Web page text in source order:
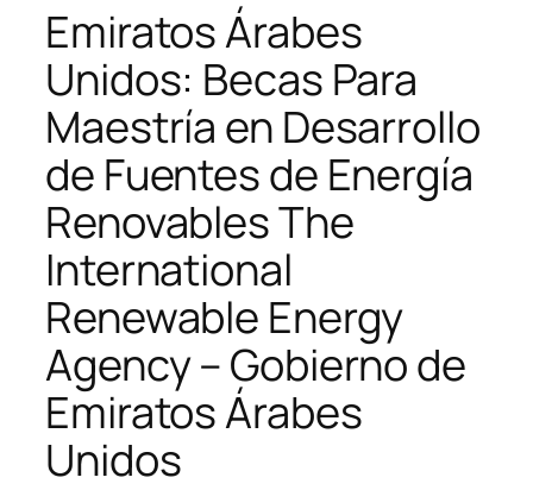
Emiratos Árabes
Unidos: Becas Para
Maestría en Desarrollo
de Fuentes de Energía
Renovables The
International
Renewable Energy
Agency – Gobierno de
Emiratos Árabes
Unidos